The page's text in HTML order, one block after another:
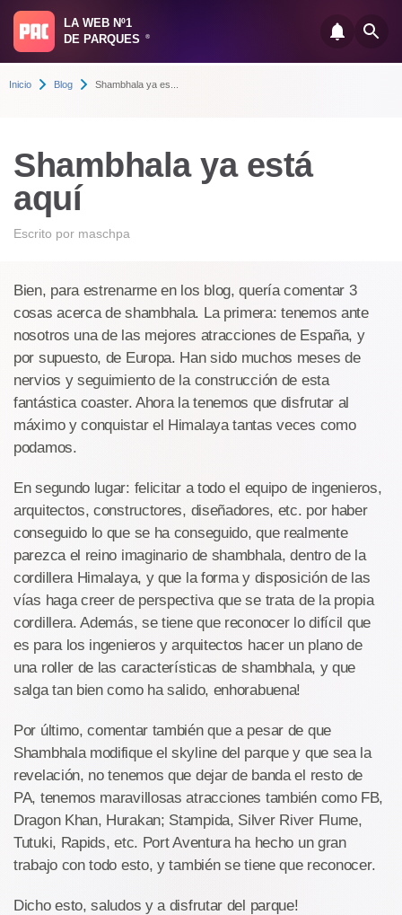
LA WEB Nº1
DE PARQUES
®
Inicio Blog Shambhala ya es...
Shambhala ya está
aquí
Escrito por maschpa
Bien, para estrenarme en los blog, quería comentar 3
cosas acerca de shambhala. La primera: tenemos ante
nosotros una de las mejores atracciones de España, y
por supuesto, de Europa. Han sido muchos meses de
nervios y seguimiento de la construcción de esta
fantástica coaster. Ahora la tenemos que disfrutar al
máximo y conquistar el Himalaya tantas veces como
podamos.
En segundo lugar: felicitar a todo el equipo de ingenieros,
arquitectos, constructores, diseñadores, etc. por haber
conseguido lo que se ha conseguido, que realmente
parezca el reino imaginario de shambhala, dentro de la
cordillera Himalaya, y que la forma y disposición de las
vías haga creer de perspectiva que se trata de la propia
cordillera. Además, se tiene que reconocer lo difícil que
es para los ingenieros y arquitectos hacer un plano de
una roller de las características de shambhala, y que
salga tan bien como ha salido, enhorabuena!
Por último, comentar también que a pesar de que
Shambhala modifique el skyline del parque y que sea la
revelación, no tenemos que dejar de banda el resto de
PA, tenemos maravillosas atracciones también como FB,
Dragon Khan, Hurakan; Stampida, Silver River Flume,
Tutuki, Rapids, etc. Port Aventura ha hecho un gran
trabajo con todo esto, y también se tiene que reconocer.
Dicho esto, saludos y a disfrutar del parque!